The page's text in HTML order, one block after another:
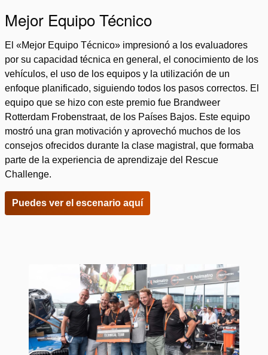
Mejor Equipo Técnico
El «Mejor Equipo Técnico» impresionó a los evaluadores
por su capacidad técnica en general, el conocimiento de los
vehículos, el uso de los equipos y la utilización de un
enfoque planificado, siguiendo todos los pasos correctos. El
equipo que se hizo con este premio fue Brandweer
Rotterdam Frobenstraat, de los Países Bajos. Este equipo
mostró una gran motivación y aprovechó muchos de los
consejos ofrecidos durante la clase magistral, que formaba
parte de la experiencia de aprendizaje del Rescue
Challenge.
Puedes ver el escenario aquí